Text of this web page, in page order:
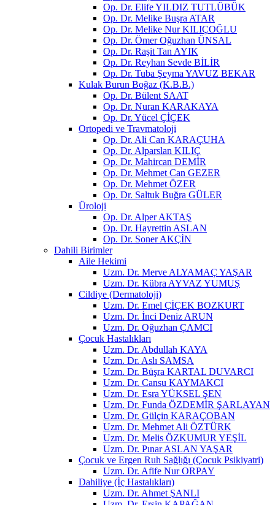
Op. Dr. Elife YILDIZ TUTLÜBÜK
Op. Dr. Melike Buşra ATAR
Op. Dr. Melike Nur KILIÇOĞLU
Op. Dr. Ömer Oğuzhan ÜNSAL
Op. Dr. Raşit Tan AYIK
Op. Dr. Reyhan Sevde BİLİR
Op. Dr. Tuba Şeyma YAVUZ BEKAR
Kulak Burun Boğaz (K.B.B.)
Op. Dr. Bülent SAAT
Op. Dr. Nuran KARAKAYA
Op. Dr. Yücel ÇİÇEK
Ortopedi ve Travmatoloji
Op. Dr. Ali Can KARAÇUHA
Op. Dr. Alparslan KILIÇ
Op. Dr. Mahircan DEMİR
Op. Dr. Mehmet Can GEZER
Op. Dr. Mehmet ÖZER
Op. Dr. Saltuk Buğra GÜLER
Üroloji
Op. Dr. Alper AKTAŞ
Op. Dr. Hayrettin ASLAN
Op. Dr. Soner AKÇİN
Dahili Birimler
Aile Hekimi
Uzm. Dr. Merve ALYAMAÇ YAŞAR
Uzm. Dr. Kübra AYVAZ YUMUŞ
Cildiye (Dermatoloji)
Uzm. Dr. Emel ÇİÇEK BOZKURT
Uzm. Dr. İnci Deniz ARUN
Uzm. Dr. Oğuzhan ÇAMCI
Çocuk Hastalıkları
Uzm. Dr. Abdullah KAYA
Uzm. Dr. Aslı SAMSA
Uzm. Dr. Büşra KARTAL DUVARCI
Uzm. Dr. Cansu KAYMAKCI
Uzm. Dr. Esra YÜKSEL ŞEN
Uzm. Dr. Funda ÖZDEMİR ŞARLAYAN
Uzm. Dr. Gülçin KARAÇOBAN
Uzm. Dr. Mehmet Ali ÖZTÜRK
Uzm. Dr. Melis ÖZKUMUR YEŞİL
Uzm. Dr. Pınar ASLAN YAŞAR
Çocuk ve Ergen Ruh Sağlığı (Çocuk Psikiyatri)
Uzm. Dr. Afife Nur ORPAY
Dahiliye (İç Hastalıkları)
Uzm. Dr. Ahmet ŞANLI